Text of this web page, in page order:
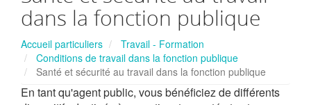
dans la fonction publique
Accueil particuliers
Travail - Formation
Conditions de travail dans la fonction publique
Santé et sécurité au travail dans la fonction publique
En tant qu'agent public, vous bénéficiez de différents